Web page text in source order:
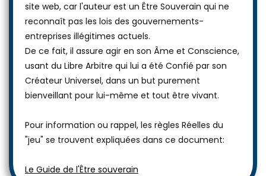
site web, car l'auteur est un Être Souverain qui ne
reconnaît pas les lois des gouvernements-
entreprises illégitimes actuels.
De ce fait, il assure agir en son Âme et Conscience,
usant du Libre Arbitre qui lui a été Confié par son
Créateur Universel, dans un but purement
bienveillant pour lui-même et tout être vivant.
Pour information ou rappel, les règles Réelles du
"jeu" se trouvent expliquées dans ce document:
Le Guide de l'Être souverain